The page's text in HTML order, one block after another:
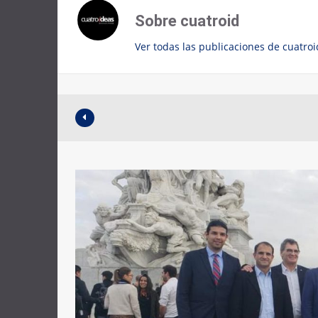
Sobre cuatroid
Ver todas las publicaciones de